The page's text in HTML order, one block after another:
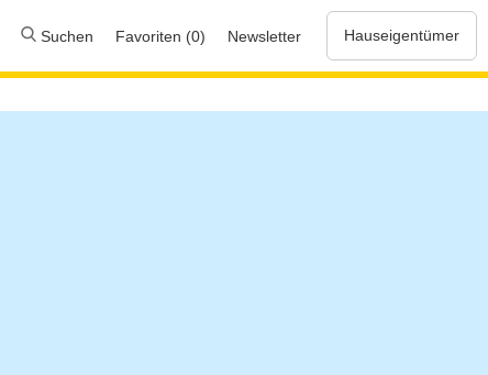
Suchen Favoriten (0) Newsletter Hauseigentümer